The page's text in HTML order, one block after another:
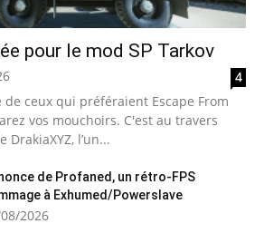
pour le mod SP Tarkov
4
de ceux qui préféraient Escape From
vos mouchoirs. C'est au travers
l’un...
de Profaned, un rétro-FPS
à Exhumed/Powerslave
2026